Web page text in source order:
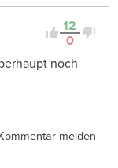
12
0
noch
melden